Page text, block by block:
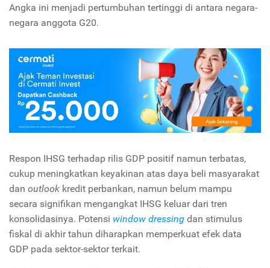
Angka ini menjadi pertumbuhan tertinggi di antara negara-
negara anggota G20.
Respon IHSG terhadap rilis GDP positif namun terbatas,
cukup meningkatkan keyakinan atas daya beli masyarakat
dan outlook kredit perbankan, namun belum mampu
secara signifikan mengangkat IHSG keluar dari tren
konsolidasinya. Potensi window dressing dan stimulus
fiskal di akhir tahun diharapkan memperkuat efek data
GDP pada sektor-sektor terkait.​